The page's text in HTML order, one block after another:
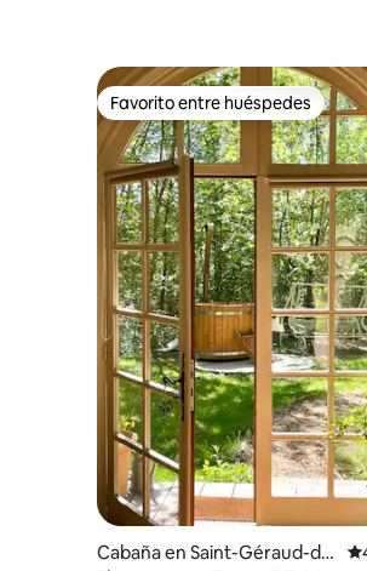
Favorito entre huéspedes
Favorito entre huéspedes
Cabaña en Saint-Géraud-de